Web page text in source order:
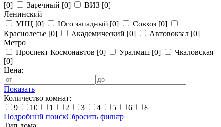
[0]
Заречный [0] ВИЗ [0]
Ленинский
УНЦ [0] Юго-западный [0] Совхоз [0]
Краснолесье [0] Академический [0] Автовокзал [0]
Метро
Проспект Космонавтов [0] Уралмаш [0]
Чкаловская
[0]
Цена:
Показать
Количество комнат:
9
10 1 2 3 4 5 6
8
Подробный поискСбросить фильтр
Тип дома: